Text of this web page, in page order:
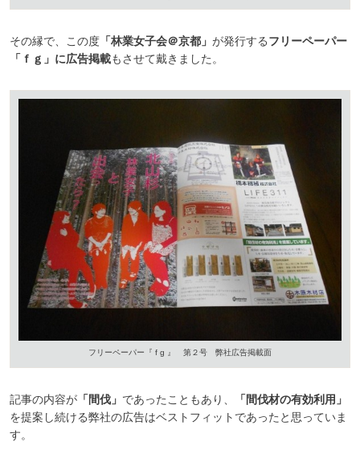
その縁で、この度 「林業女子会＠京都」 が発行するフリーペーパー
「ｆｇ」に広告掲載もさせて戴きました。
フリーペーパー『 f g 』 第２号 弊社広告掲載面
記事の内容が 「間伐」 であったこともあり、
「間伐材の有効利用」
を提案し続ける弊社の広告はベストフィットであったと思っていま
す。